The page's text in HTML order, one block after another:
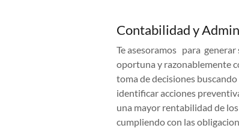
Contabilidad y
Te asesoramos para
oportuna y razonablemente
toma de decisiones
identificar acciones
una mayor rentabilidad de
cumpliendo con las